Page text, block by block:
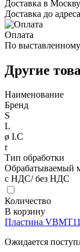
Доставка в Москву
Доставка до
Оплата
По
Другие
Наименование
Бренд
S
L
ø I.C
r
Тип обработки
Обрабатываемый
с НДС/ без НДС
Количество
В корзину
Пластина
Ожидается